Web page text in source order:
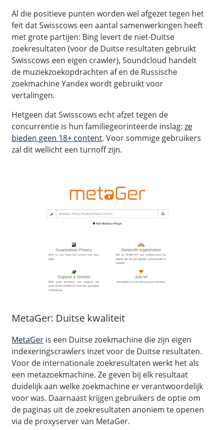
Al die positieve punten worden wel afgezet tegen het
feit dat Swisscows een aantal samenwerkingen heeft
met grote partijen: Bing levert de niet-Duitse
zoekresultaten (voor de Duitse resultaten gebruikt
Swisscows een eigen crawler), Soundcloud handelt
de muziekzoekopdrachten af en de Russische
zoekmachine Yandex wordt gebruikt voor
vertalingen.
Hetgeen dat Swisscows echt afzet tegen de
concurrentie is hun familiegeorinteerde inslag: ze
bieden geen 18+ content. Voor sommige gebruikers
zal dit wellicht een turnoff zijn.
MetaGer: Duitse kwaliteit
MetaGer is een Duitse zoekmachine die zijn eigen
indexeringscrawlers inzet voor de Duitse resultaten.
Voor de internationale zoekresultaten werkt het als
een metazoekmachine. Ze geven bij elk resultaat
duidelijk aan welke zoekmachine er verantwoordelijk
voor was. Daarnaast krijgen gebruikers de optie om
de paginas uit de zoekresultaten anoniem te openen
via de proxyserver van MetaGer.